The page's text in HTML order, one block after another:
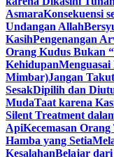
AsmaraKonsekuensi
Undangan Allah
KasihPengenangan
Orang Kudus Bukan
Kehidupan
Mimbar)Jangan Takut
SesakDipilih dan
MudaTaat karena
Silent Treatment
ApiKecemasan
Hamba yang Setia
KesalahanBelajar dari